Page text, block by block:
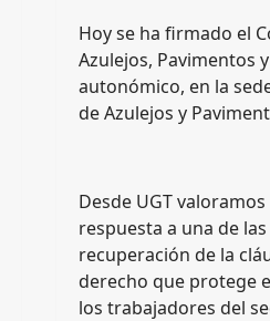
Hoy se ha firmado el
Azulejos, Pavimentos
autonómico, en la
de Azulejos y
Desde UGT
respuesta a una de
recuperación de la
derecho que protege
los trabajadores del